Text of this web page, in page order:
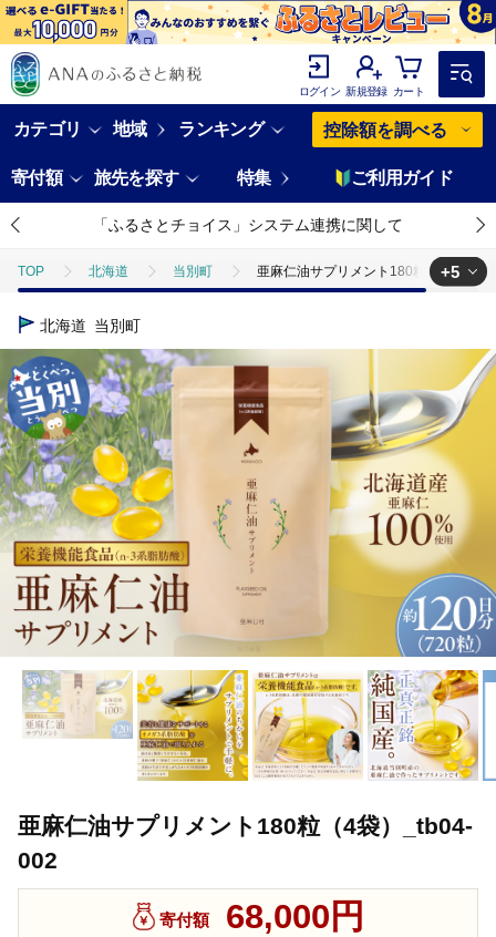
ログイン 新規登録 カート
カテゴリ 地域 ランキング 控除額を調べる
寄付額 旅先を探す 特集 ご利用ガイド
「ふるさとチョイス」システム連携に関して
TOP 北海道 当別町 亜麻仁油サプリメント180粒（4袋）
TOP
TOP 加工食品 調味料 亜麻仁油サプリメン
TOP 加工食品 ほかの加工食品 亜麻仁油サプリメント180
TOP 日用品・雑貨 亜麻仁油サプリメント180粒（4袋）_tb04-002
TOP 日用品・雑貨 美容雑貨 亜麻仁油サプリメント180粒
+5
北海道 当別町
亜麻仁油サプリメント180粒（4袋）_tb04-
002
寄付額 68,000円